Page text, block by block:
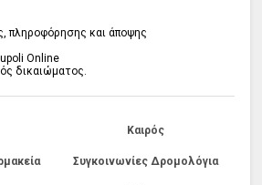
πληροφόρησης και άποψης
Online
δικαιώματος.
Καιρός
Συγκοινωνίες Δρομολόγια